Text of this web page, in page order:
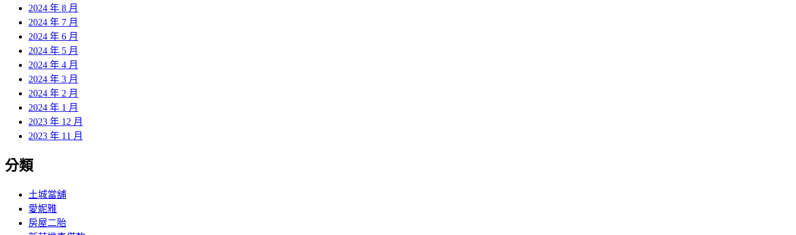
2024 年 8 月
2024 年 7 月
2024 年 6 月
2024 年 5 月
2024 年 4 月
2024 年 3 月
2024 年 2 月
2024 年 1 月
2023 年 12 月
2023 年 11 月
分類
土城當舖
愛妮雅
房屋二胎